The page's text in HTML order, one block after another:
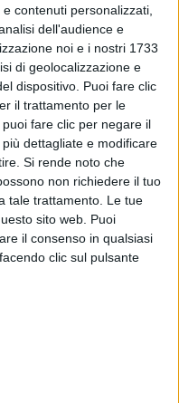
contenuti personalizzati,
dell'audience e
noi e i nostri 1733
di geolocalizzazione e
dispositivo. Puoi fare clic
il trattamento per le
fare clic per negare il
dettagliate e modificare
Si rende noto che
non richiedere il tuo
tale trattamento. Le tue
sito web. Puoi
il consenso in qualsiasi
clic sul pulsante
su Instagram